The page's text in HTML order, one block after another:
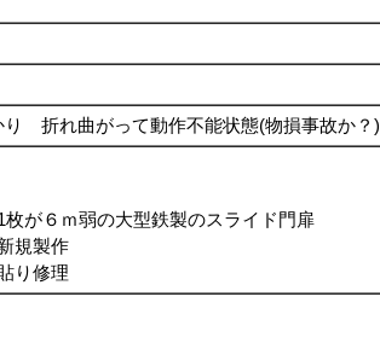
り 折れ曲がって動作不能状態(物損事故か？)
が６ｍ弱の大型鉄製のスライド門扉
規製作
り修理